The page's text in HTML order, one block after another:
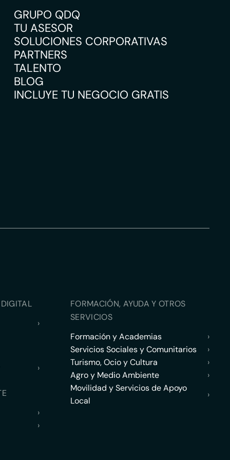
GRUPO QDQ
TU ASESOR
SOLUCIONES CORPORATIVAS
PARTNERS
TALENTO
BLOG
INCLUYE TU NEGOCIO GRATIS
›
›
›
›
FORMACIÓN, AYUDA Y OTROS
SERVICIOS
Formación y Academias
›
Servicios Sociales y Comunitarios
›
Turismo, Ocio y Cultura
›
Agro y Medio Ambiente
›
Movilidad y Servicios de Apoyo
Local
›